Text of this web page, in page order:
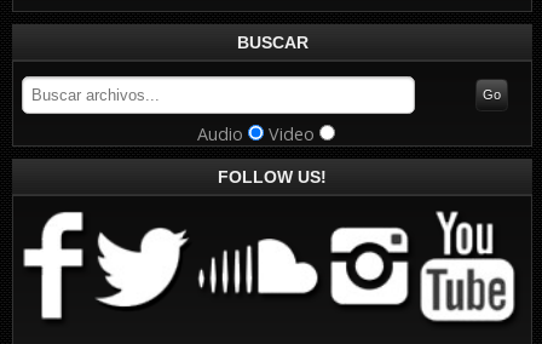
BUSCAR
Audio Video
FOLLOW US!